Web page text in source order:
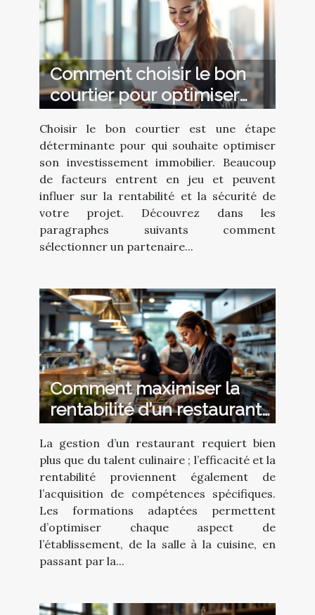
Comment choisir le bon
courtier pour optimiser
votre investissement
immobilier ?
Choisir le bon courtier est une étape
déterminante pour qui souhaite optimiser
son investissement immobilier. Beaucoup
de facteurs entrent en jeu et peuvent
influer sur la rentabilité et la sécurité de
votre projet. Découvrez dans les
paragraphes suivants comment
sélectionner un partenaire...
Comment maximiser la
rentabilité d’un restaurant
grâce aux formations
adéquates ?
La gestion d’un restaurant requiert bien
plus que du talent culinaire ; l’efficacité et la
rentabilité proviennent également de
l’acquisition de compétences spécifiques.
Les formations adaptées permettent
d’optimiser chaque aspect de
l’établissement, de la salle à la cuisine, en
passant par la...